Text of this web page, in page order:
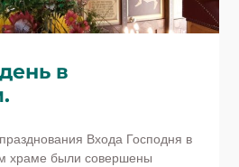
в
Входа Господня в
храме были совершены